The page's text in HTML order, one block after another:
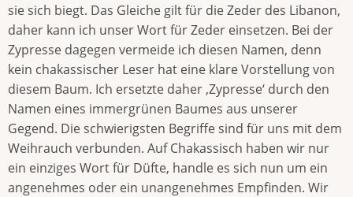
sie sich biegt. Das Gleiche gilt für die Zeder des Libanon,
daher kann ich unser Wort für Zeder einsetzen. Bei der
Zypresse dagegen vermeide ich diesen Namen, denn
kein chakassischer Leser hat eine klare Vorstellung von
diesem Baum. Ich ersetzte daher ‚Zypresse‘ durch den
Namen eines immergrünen Baumes aus unserer
Gegend. Die schwierigsten Begriffe sind für uns mit dem
Weihrauch verbunden. Auf Chakassisch haben wir nur
ein einziges Wort für Düfte, handle es sich nun um ein
angenehmes oder ein unangenehmes Empfinden. Wir